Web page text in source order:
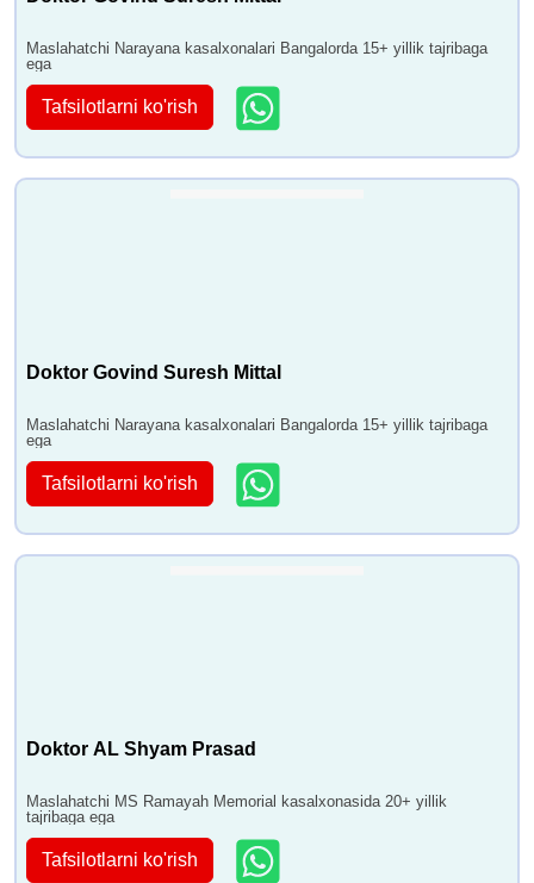
Maslahatchi Narayana kasalxonalari Bangalorda 15+ yillik tajribaga
ega
Tafsilotlarni ko'rish
Doktor Govind Suresh Mittal
Maslahatchi Narayana kasalxonalari Bangalorda 15+ yillik tajribaga
ega
Tafsilotlarni ko'rish
Doktor AL Shyam Prasad
Maslahatchi MS Ramayah Memorial kasalxonasida 20+ yillik
tajribaga ega
Tafsilotlarni ko'rish